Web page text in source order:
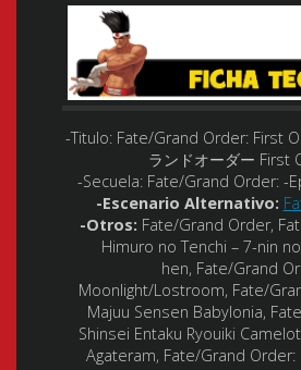
-Titulo: Fate/Grand Order: First
ランドオーダー First
-Secuela: Fate/Grand Order: -
-Escenario Alternativo:
-Otros: Fate/Grand Order,
Himuro no Tenchi – 7-nin
hen, Fate/Grand
Moonlight/Lostroom, Fate/
Majuu Sensen Babylonia,
Shinsei Entaku Ryouiki
Agateram, Fate/Grand Order: